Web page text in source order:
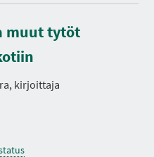
muut tytöt
kirjoittaja